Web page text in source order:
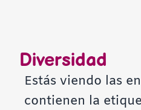
Diversidad
Estás viendo las
contienen la